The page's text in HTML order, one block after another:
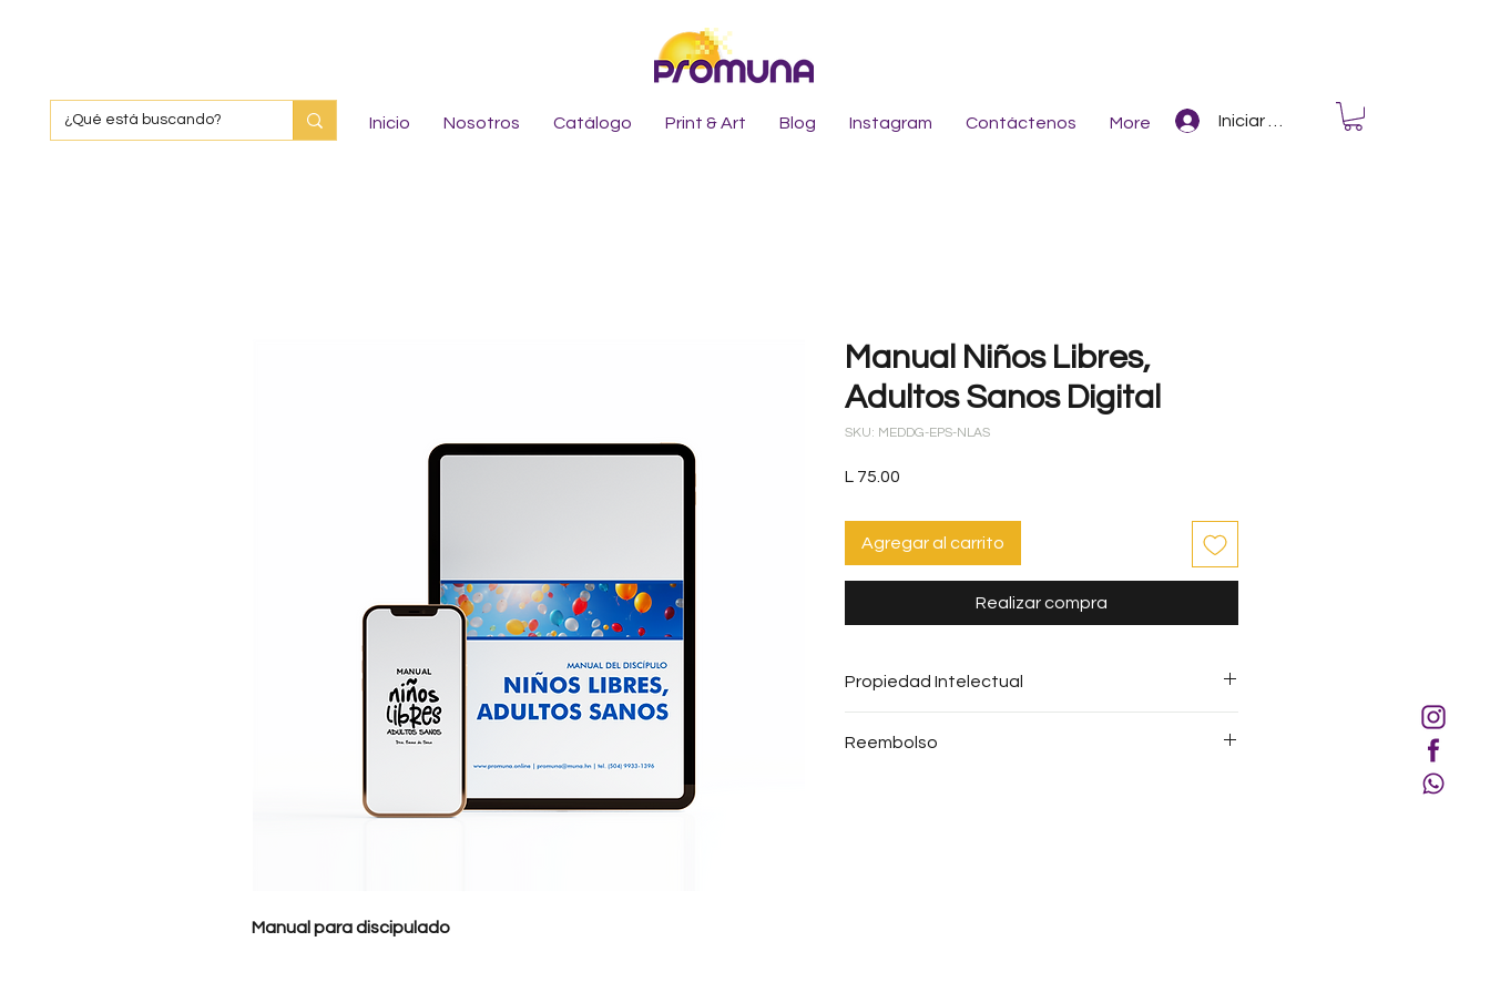
Inicio Nosotros Catálogo Print & Art Blog Instagram Contáctenos More Iniciar Sesión
Manual para discipulado
Manual Niños Libres,
Adultos Sanos Digital
SKU: MEDDG-EPS-NLAS
L 75.00
Agregar al carrito
Realizar compra
Propiedad Intelectual
expreso de PROMUNA, en su defecto, sin la
Reembolso